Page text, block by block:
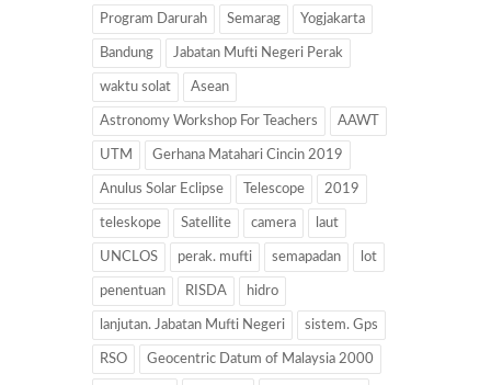
Program Darurah Semarag Yogjakarta
Bandung Jabatan Mufti Negeri Perak
waktu solat Asean
Astronomy Workshop For Teachers AAWT
UTM Gerhana Matahari Cincin 2019
Anulus Solar Eclipse Telescope 2019
teleskope Satellite camera laut
UNCLOS perak. mufti semapadan lot
penentuan RISDA hidro
lanjutan. Jabatan Mufti Negeri sistem. Gps
RSO Geocentric Datum of Malaysia 2000